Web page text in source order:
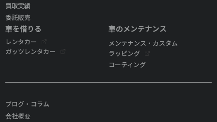
買取実績
委託販売
車を借りる
レンタカー
ガッツレンタカー
車のメンテナンス
メンテナンス・カスタム
ラッピング
コーティング
ブログ・コラム
会社概要